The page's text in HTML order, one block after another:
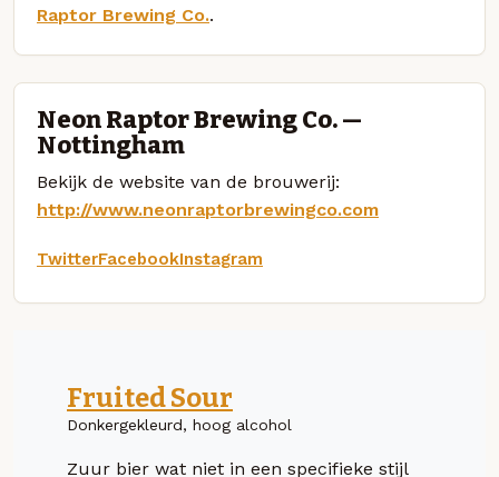
Raptor Brewing Co..
Neon Raptor Brewing Co. —
Nottingham
Bekijk de website van de brouwerij:
http://www.neonraptorbrewingco.com
TwitterFacebookInstagram
Fruited Sour
Donkergekleurd, hoog alcohol
Zuur bier wat niet in een specifieke stijl